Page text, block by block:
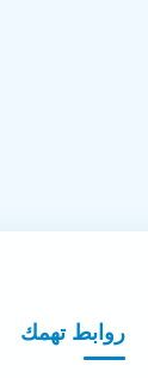
روابط تهمك